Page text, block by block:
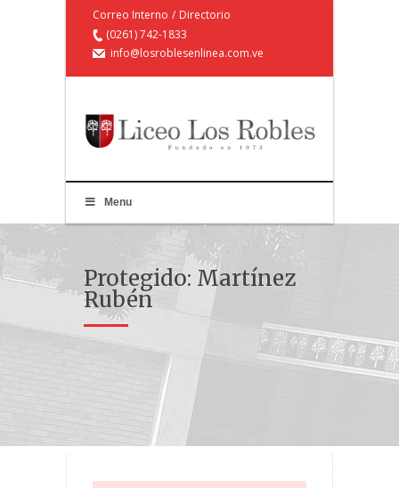
Correo Interno / Directorio
(0261) 742-1833
info@losroblesenlinea.com.ve
Menu
Protegido: Martínez
Rubén